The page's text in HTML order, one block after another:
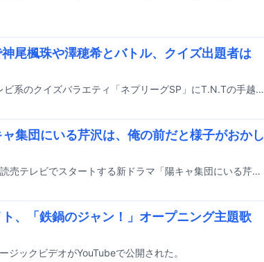
尾楓珠や澤穂希とバトル、クイズ出題者は
本日7月20日19:00より放送されるフジテレビ系のクイズバラエティ「ネプリーグSP」にT.N.Tの手越祐也とFurutatsu、そしてGACKTが出演する。
集団にいる芹沢は、俺の前だと様子がおかし
DXTEENの新曲「IDOL」が8月10日深夜に読売テレビでスタートする新ドラマ「陽キャ集団にいる芹沢は、俺の前だと様子がおかしい」のエンディング主題歌に決定した。
、「鉄鍋のジャン！」オープニング主題歌
ジックビデオがYouTubeで公開された。